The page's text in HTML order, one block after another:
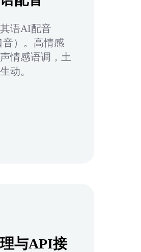
语AI配音
音）。高情感
情感语调，土
动。
与API接